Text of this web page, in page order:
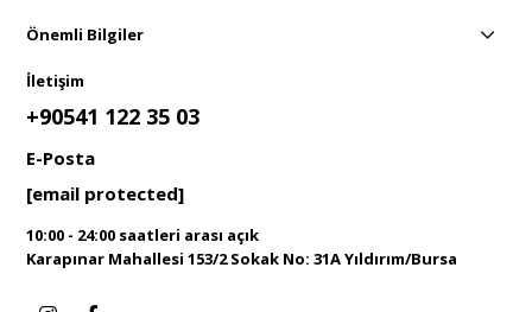
Önemli Bilgiler
İletişim
+90541 122 35 03
E-Posta
[email protected]
10:00 - 24:00 saatleri arası açık
Karapınar Mahallesi 153/2 Sokak No: 31A Yıldırım/Bursa